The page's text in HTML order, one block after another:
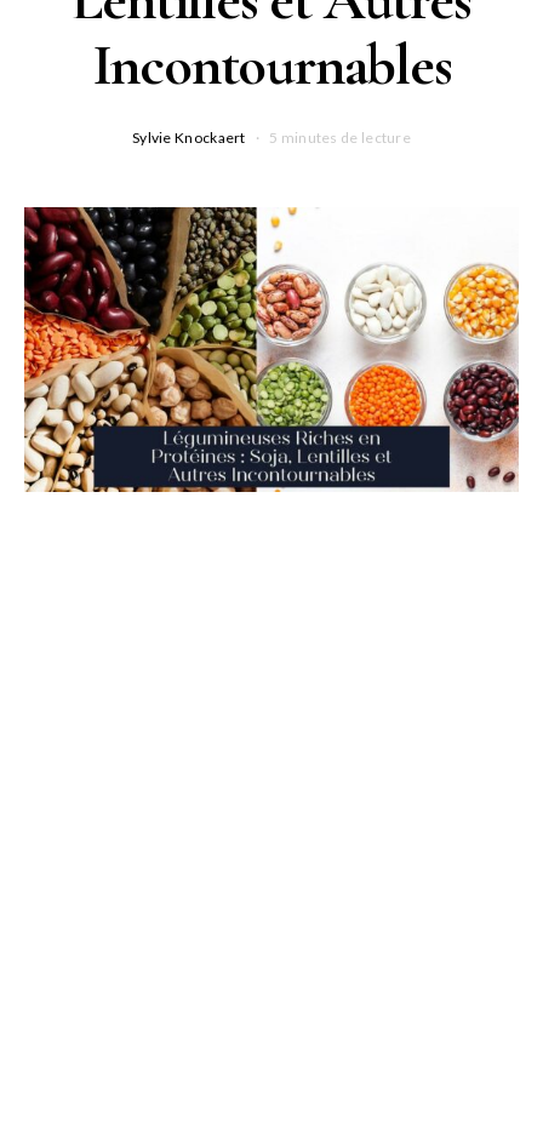
Incontournables
Sylvie Knockaert 5 minutes de lecture